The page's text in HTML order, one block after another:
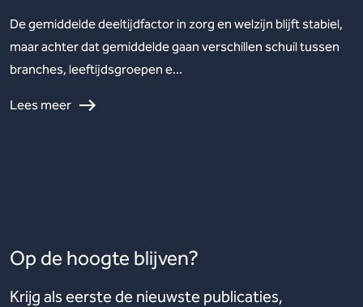
De gemiddelde deeltijdfactor in zorg en welzijn blijft stabiel,
maar achter dat gemiddelde gaan verschillen schuil tussen
branches, leeftijdsgroepen e...
Lees meer
Op de hoogte blijven?
Krijg als eerste de nieuwste publicaties,